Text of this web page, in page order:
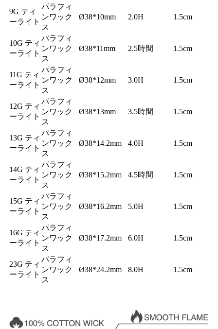
9G ティ
ーライト
パラフィ
ンワック
ス
Ø38*10mm 2.0H 1.5cm
10G ティ
ーライト
パラフィ
ンワック
ス
Ø38*11mm 2.5時間 1.5cm
11G ティ
ーライト
パラフィ
ンワック
ス
Ø38*12mm 3.0H 1.5cm
12G ティ
ーライト
パラフィ
ンワック
ス
Ø38*13mm 3.5時間 1.5cm
13G ティ
ーライト
パラフィ
ンワック
ス
Ø38*14.2mm 4.0H 1.5cm
14G ティ
ーライト
パラフィ
ンワック
ス
Ø38*15.2mm 4.5時間 1.5cm
15G ティ
ーライト
パラフィ
ンワック
ス
Ø38*16.2mm 5.0H 1.5cm
16G ティ
ーライト
パラフィ
ンワック
ス
Ø38*17.2mm 6.0H 1.5cm
23G ティ
ーライト
パラフィ
ンワック
ス
Ø38*24.2mm 8.0H 1.5cm